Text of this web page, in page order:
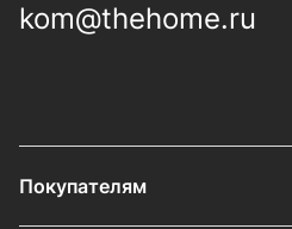
kom@thehome.ru
Покупателям